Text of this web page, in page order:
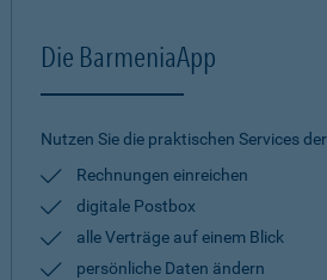
Die BarmeniaApp
Nutzen Sie die praktischen Services
Rechnungen einreichen
digitale Postbox
alle Verträge auf einem Blick
persönliche Daten ändern